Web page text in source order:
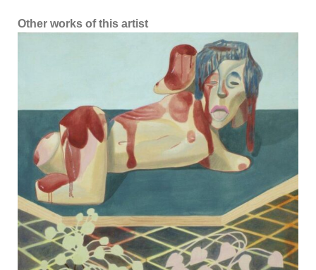
Other works of this artist